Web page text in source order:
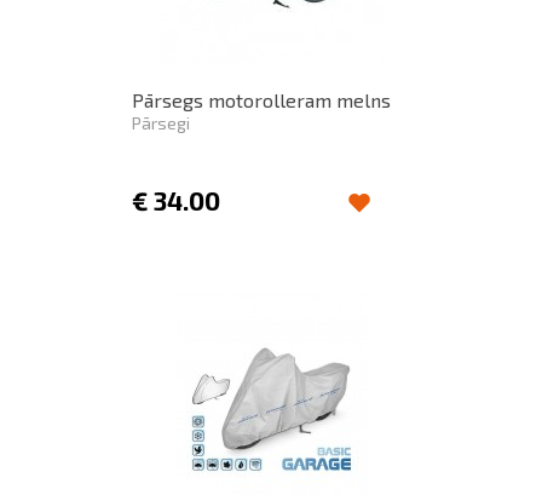
Pārsegs motorolleram melns
Pārsegi
€ 34.00